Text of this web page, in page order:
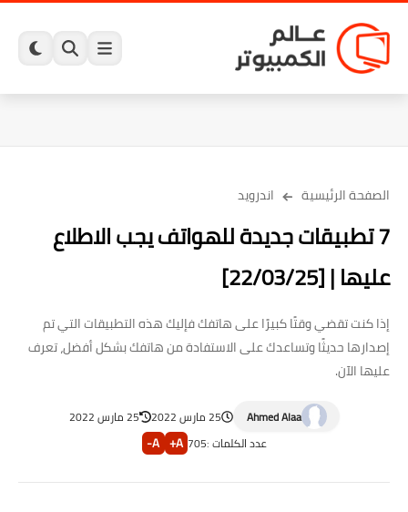
الصفحة الرئيسية اندرويد
7 تطبيقات جديدة للهواتف يجب الاطلاع
عليها | [22/03/25]
إذا كنت تقضي وقتًا كبيرًا على هاتفك فإليك هذه التطبيقات التي تم
إصدارها حديثًا وتساعدك على الاستفادة من هاتفك بشكل أفضل، تعرف
عليها الآن.
Ahmed Alaa 25 مارس 2022
25 مارس 2022
عدد الكلمات :705
A+
A-